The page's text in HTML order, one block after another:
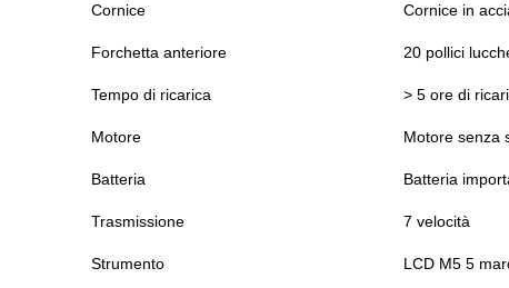
Cornice Cornice in
Forchetta anteriore 20 pollici
Tempo di ricarica > 5 ore di
Motore Motore senza
Batteria Batteria
Trasmissione 7 velocità
Strumento LCD M5 5